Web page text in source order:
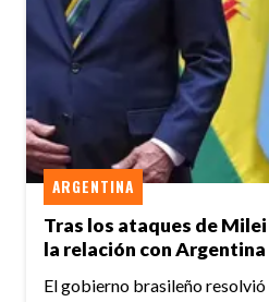
Tras los ataques de
la relación con Argentina
ARGENTINA
El gobierno brasileño